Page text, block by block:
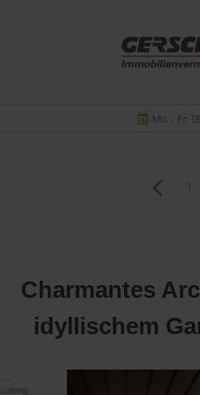
Mo. - Fr.
1
Charmantes
idyllischem